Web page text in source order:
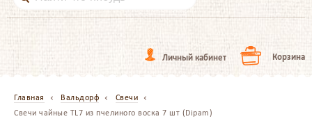
Личный кабинет Корзина
Главная Вальдорф
Свечи
Свечи чайные TL7 из пчелиного воска 7 шт (Dipam)